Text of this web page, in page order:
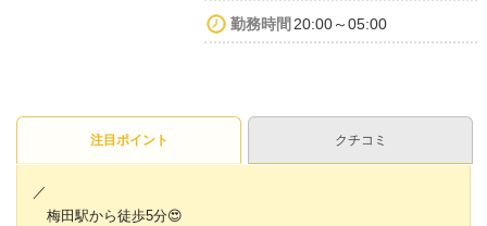
勤務時間 20:00～05:00
注目ポイント クチコミ
／
梅田駅から徒歩5分😍